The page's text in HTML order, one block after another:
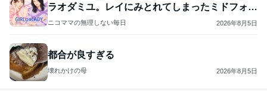
ラオダミユ。レイにみとれてしまったミドフォー
の感想
ニコママの無理しない毎日 2026年8月5日
都合が良すぎる
壊れかけの母 2026年8月5日